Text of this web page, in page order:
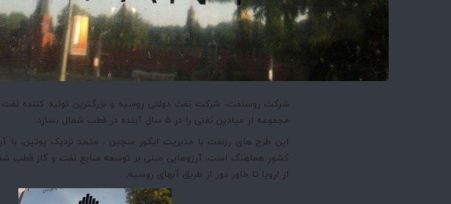
شرکت روس­نفت، شرکت نفت دولتی روسیه و بزرگترین تولید کننده نفت
مجموعه از میادین نفتی را در 5 سال آینده در قطب شمال بسازد.
این طرح های رزنفت با مدیریت ایگور سچین ، متحد نزدیک پوتین، با
کشور هماهنگ است. آرزوهایی مبنی بر توسعه منابع نفت و گاز قطب
از اروپا تا خاور دور از طریق آبهای روسیه.